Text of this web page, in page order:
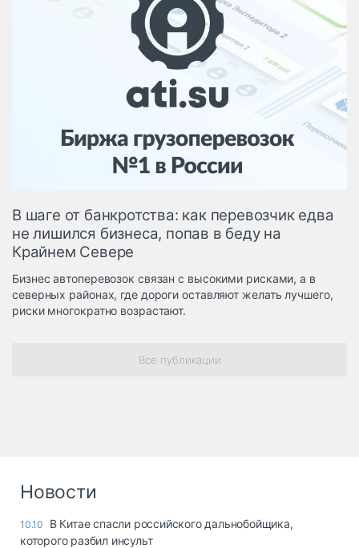
ЭДО, ИТ в
логистике
Дороги,
инфраструктура
Логистика, грузы
Негабаритные и
опасные грузы
Безопасность и
Таможня и ВЭД
Склады и
терминалы
Коммерческий
транспорт
В шаге от банкротства: как перевозчик едва
не лишился бизнеса, попав в беду на
Крайнем Севере
Бизнес автоперевозок связан с высокими рисками, а в
северных районах, где дороги оставляют желать лучшего,
риски многократно возрастают.
Все публикации
Новости
10.10
В Китае спасли российского дальнобойщика,
которого разбил инсульт